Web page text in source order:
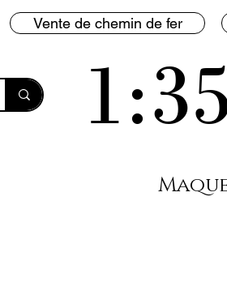
Vente de chemin de fer